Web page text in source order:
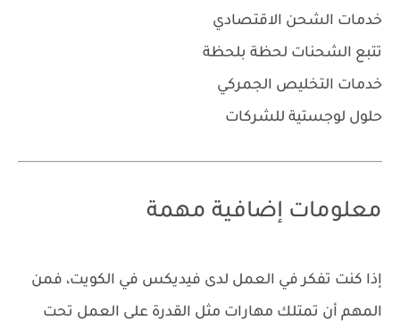
خدمات الشحن الاقتصادي
تتبع الشحنات لحظة بلحظة
خدمات التخليص الجمركي
حلول لوجستية للشركات
معلومات إضافية مهمة
إذا كنت تفكر في العمل لدى فيديكس في الكويت، فمن
المهم أن تمتلك مهارات مثل القدرة على العمل تحت